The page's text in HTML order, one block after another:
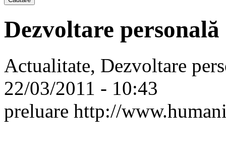
Dezvoltare personală
Actualitate, Dezvoltare
22/03/2011 - 10:43
preluare http://